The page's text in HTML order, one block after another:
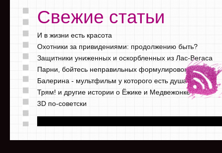
Свежие статьи
И в жизни есть красота
Охотники за привидениями: продолжению быть?
Защитники униженных и оскорбленных из Лас-Вегаса
Парни, бойтесь неправильных формулировок
Балерина - мультфильм у которого есть душа
Трям! и другие истории о Ёжике и Медвежонке
3D по-советски